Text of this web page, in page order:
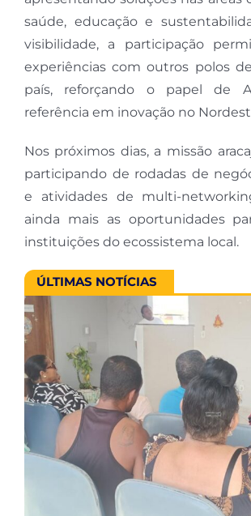
saúde, educação e
visibilidade, a participação
experiências com outros polos
país, reforçando o papel de
referência em inovação no
Nos próximos dias, a missão
participando de rodadas de
e atividades de multi-
ainda mais as oportunidades
instituições do ecossistema local.
ÚLTIMAS NOTÍCIAS